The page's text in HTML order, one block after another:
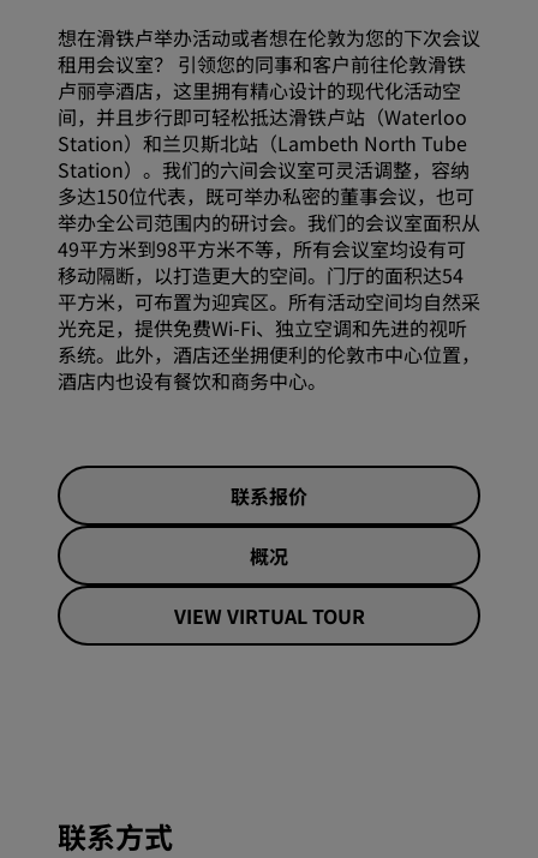
想在滑铁卢举办活动或者想在伦敦为您的下次会议
租用会议室？ 引领您的同事和客户前往伦敦滑铁
卢丽亭酒店，这里拥有精心设计的现代化活动空
间，并且步行即可轻松抵达滑铁卢站（Waterloo
Station）和兰贝斯北站（Lambeth North Tube
Station）。我们的六间会议室可灵活调整，容纳
多达150位代表，既可举办私密的董事会议，也可
举办全公司范围内的研讨会。我们的会议室面积从
49平方米到98平方米不等，所有会议室均设有可
移动隔断，以打造更大的空间。门厅的面积达54
平方米，可布置为迎宾区。所有活动空间均自然采
光充足，提供免费Wi-Fi、独立空调和先进的视听
系统。此外，酒店还坐拥便利的伦敦市中心位置，
酒店内也设有餐饮和商务中心。
联系报价
概况
VIEW VIRTUAL TOUR
联系方式